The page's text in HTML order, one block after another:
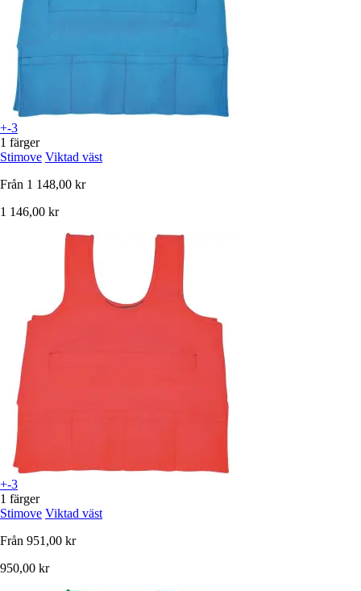
+-3
1 färger
Stimove Viktad väst
Från 1 148,00 kr
1 146,00 kr
+-3
1 färger
Stimove Viktad väst
Från 951,00 kr
950,00 kr